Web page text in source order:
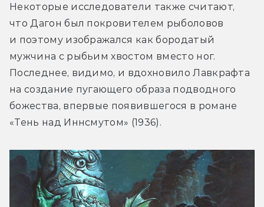
Некоторые исследователи также считают,
что Дагон был покровителем рыболовов
и поэтому изображался как бородатый
мужчина с рыбьим хвостом вместо ног.
Последнее, видимо, и вдохновило Лавкрафта
на создание пугающего образа подводного
божества, впервые появившегося в романе
«Тень над Иннсмутом» (1936).